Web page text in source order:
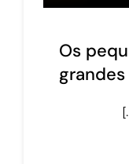
Os